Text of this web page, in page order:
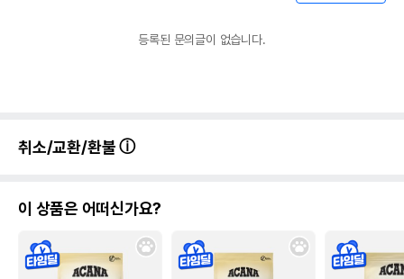
등록된 문의글이 없습니다.
취소/교환/환불
이 상품은 어떠신가요?